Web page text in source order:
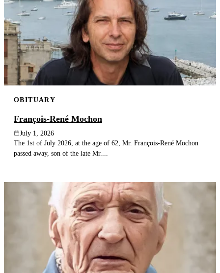
OBITUARY
François-René Mochon
July 1, 2026
The 1st of July 2026, at the age of 62, Mr. François-René Mochon
passed away, son of the late Mr....